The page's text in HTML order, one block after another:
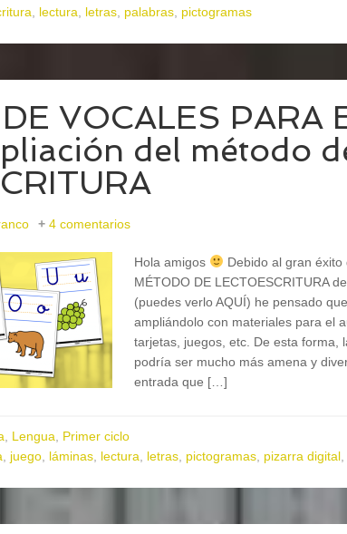
lectura letras palabras pictogramas
VOCALES PARA
del método
4 comentarios
Hola amigos
Debido al gran
MÉTODO DE LECTOESCRITURA
(puedes verlo AQUÍ) he pensado
ampliándolo con materiales para el
tarjetas, juegos, etc. De esta forma,
podría ser mucho más amena y
entrada que […]
Lengua
Primer ciclo
juego láminas lectura letras pictogramas pizarra digital